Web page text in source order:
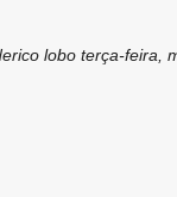
lobo terça-feira,